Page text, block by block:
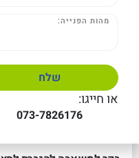
שלח
או חייגו:
073-7826176